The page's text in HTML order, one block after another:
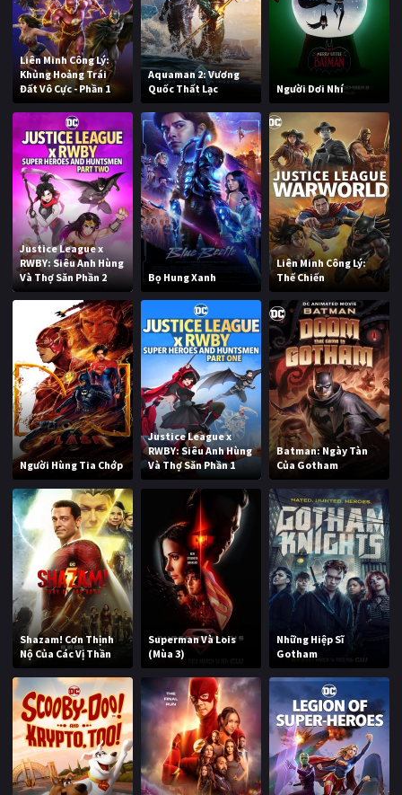
Liên Minh Công Lý:
Khủng Hoảng Trái
Đất Vô Cực - Phần 1
Aquaman 2: Vương
Quốc Thất Lạc
Người Dơi Nhí
Justice League x
RWBY: Siêu Anh Hùng
Và Thợ Săn Phần 2
Bọ Hung Xanh
Liên Minh Công Lý:
Thế Chiến
Người Hùng Tia Chớp
Justice League x
RWBY: Siêu Anh Hùng
Và Thợ Săn Phần 1
Batman: Ngày Tàn
Của Gotham
Shazam! Cơn Thịnh
Nộ Của Các Vị Thần
Superman Và Lois
(Mùa 3)
Những Hiệp Sĩ
Gotham